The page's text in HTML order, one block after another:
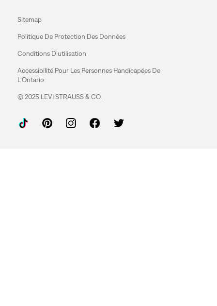
Sitemap
Politique De Protection Des Données
Conditions D'utilisation
Accessibilité Pour Les Personnes Handicapées De
L'Ontario
© 2025 LEVI STRAUSS & CO.